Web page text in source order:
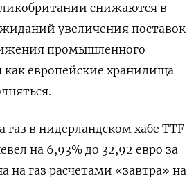
снижаются в
увеличения поставок
промышленного
как европейские хранилища
в нидерландском хабе TTF
на 6,93% до 32,92 евро за
на газ расчетами «завтра» на